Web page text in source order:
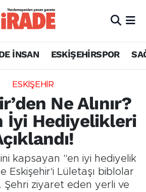
İNSAN ESKİŞEHİRSPOR
ESKİŞEHİR
Ne Alınır?
İyi Hediyelikleri
kapsayan "en iyi hediyelik
Eskişehir'i Lületaşı biblolar
Şehri ziyaret eden yerli ve